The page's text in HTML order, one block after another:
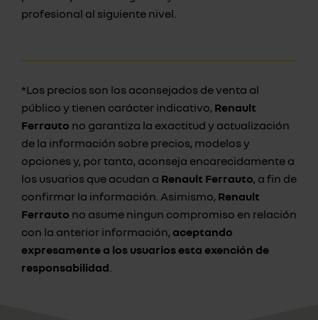
profesional al siguiente nivel.
*Los precios son los aconsejados de venta al
público y tienen carácter indicativo, Renault
Ferrauto no garantiza la exactitud y actualización
de la información sobre precios, modelos y
opciones y, por tanto, aconseja encarecidamente a
los usuarios que acudan a Renault Ferrauto, a fin de
confirmar la información. Asimismo, Renault
Ferrauto no asume ningun compromiso en relación
con la anterior información, aceptando
expresamente a los usuarios esta exención de
responsabilidad.